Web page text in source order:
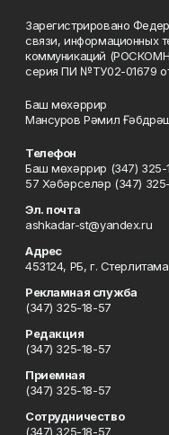
Зарегистрировано
связи, информационных
коммуникаций
серия ПИ №ТУ02-01679
Баш мөхәррир
Мансуров Рәмил
Телефон
Баш мөхәррир (347) 325-
57 Хәбәрселәр (347)
Эл. почта
ashkadar-st@yandex.ru
Адрес
453124, РБ, г.
Рекламная служба
(347) 325-18-57
Редакция
(347) 325-18-57
Приемная
(347) 325-18-57
Сотрудничество
(347) 325-18-57